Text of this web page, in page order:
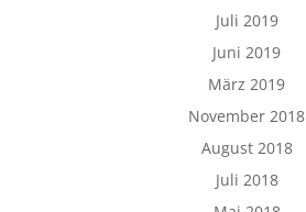
Juli 2019
Juni 2019
März 2019
November 2018
August 2018
Juli 2018